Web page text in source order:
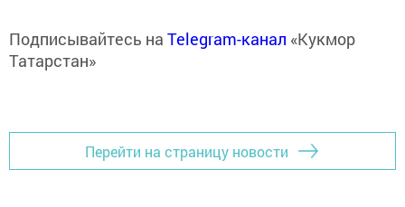
Подписывайтесь на Telegram-канал «Кукмор
Татарстан»
Перейти на страницу новости